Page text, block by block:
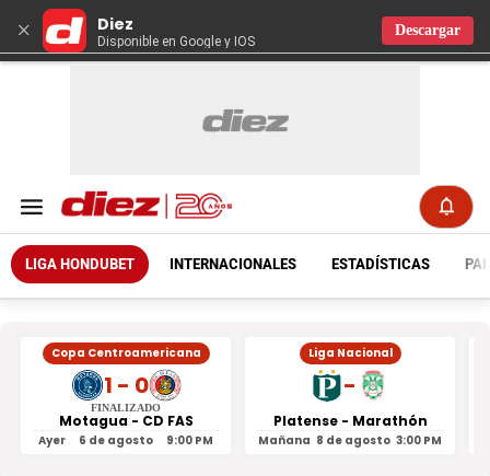
× Diez
Disponible en Google y IOS
Descargar
LIGA HONDUBET INTERNACIONALES ESTADÍSTICAS
Copa Centroamericana
1 - 0
FINALIZADO
Motagua - CD FAS
Ayer 6 de agosto 9:00 PM
Liga Nacional
-
Platense - Marathón
Mañana 8 de agosto 3:00 PM